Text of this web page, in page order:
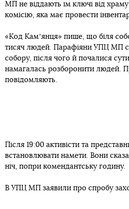
МП не віддають їм ключі від храму
комісію, яка має провести
«Код Камʼянця» пише, що біля
тисяч людей. Парафіяни УПЦ МП
собору, після чого й почалися
намагалась розборонити людей.
повідомляють.
Після 19:00 активісти та
встановлювати намети. Вони
ніч, попри комендантську годину.
В УПЦ МП заявили про спробу